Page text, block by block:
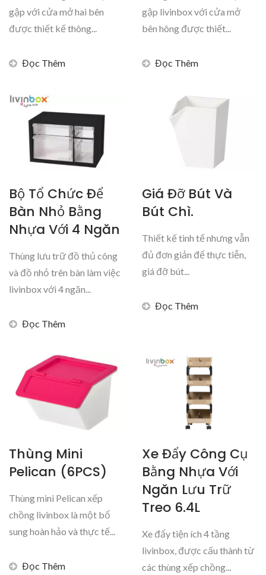
gập với cửa mở hai bên
được thiết kế thông...
Đọc Thêm
gập livinbox với cửa mở
bên hông được thiết...
Đọc Thêm
Bộ Tổ Chức Để
Bàn Nhỏ Bằng
Nhựa Với 4 Ngăn
Thùng lưu trữ đồ thủ công
và đồ nhỏ trên bàn làm việc
livinbox với 4 ngăn...
Đọc Thêm
Giá Đỡ Bút Và
Bút Chì.
Thiết kế tinh tế nhưng vẫn
đủ đơn giản để thực tiễn,
giá đỡ bút...
Đọc Thêm
Thùng Mini
Pelican (6PCS)
Thùng mini Pelican xếp
chồng livinbox là một bổ
sung hoàn hảo và thực tế...
Đọc Thêm
Xe Đẩy Công Cụ
Bằng Nhựa Với
Ngăn Lưu Trữ
Treo 6.4L
Xe đẩy tiện ích 4 tầng
livinbox, được cấu thành từ
các thùng xếp chồng...